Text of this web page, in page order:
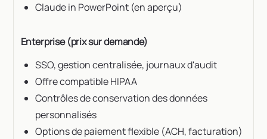
Claude in PowerPoint (en aperçu)
Enterprise (prix sur demande)
SSO, gestion centralisée, journaux d'audit
Offre compatible HIPAA
Contrôles de conservation des données
personnalisés
Options de paiement flexible (ACH, facturation)